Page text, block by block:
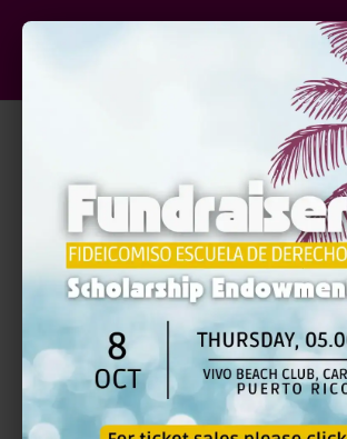
FEDERAL RULES
PROCEDURE AND
LOCAL RULES OF
DISTRICT COURT
THE DISTRICT OF
PUERTO RICO |
PRESENCIAL